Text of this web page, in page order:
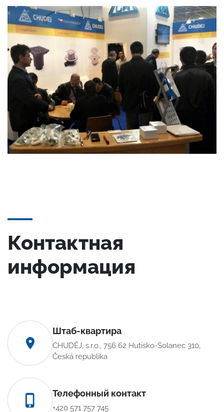
Контактная
информация
Штаб-квартира
CHUDĚJ, s.r.o., 756 62 Hutisko-Solanec 310,
Česká republika
Телефонный контакт
+420 571 757 745